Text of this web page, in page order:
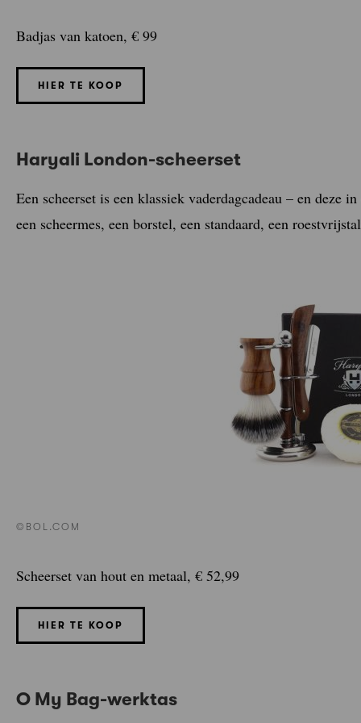
Badjas van katoen, € 99
HIER TE KOOP
Haryali London-scheerset
Een scheerset is een klassiek vaderdagcadeau – en deze
een scheermes, een borstel, een standaard, een
©BOL.COM
Scheerset van hout en metaal, € 52,99
HIER TE KOOP
O My Bag-werktas